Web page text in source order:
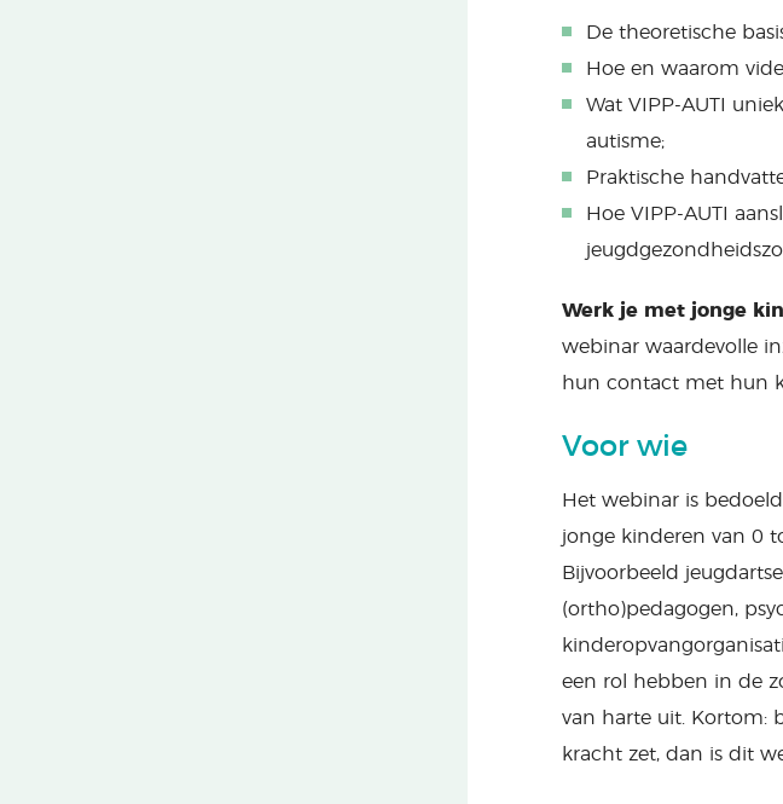
De theoretische
Hoe en waarom
Wat VIPP-AUTI
autisme;
Praktische
Hoe VIPP-AUTI
Werk je met jonge
webinar waardevolle
hun contact met hun
Voor wie
Het webinar is
jonge kinderen van 0
Bijvoorbeeld
(ortho)pedagogen,
een rol hebben in de
van harte uit. Kortom:
kracht zet, dan is dit